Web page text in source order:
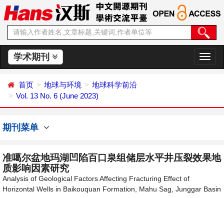
学术期刊
切
换
首页 地球与环境
地球科学前沿
Vol. 13 No. 6 (June 2023)
期刊菜单
准噶尔盆地玛湖凹陷百口泉组储层水平井压裂效果地
质影响因素研究
Analysis of Geological Factors Affecting Fracturing Effect of
Horizontal Wells in Baikouquan Formation, Mahu Sag, Junggar Basin